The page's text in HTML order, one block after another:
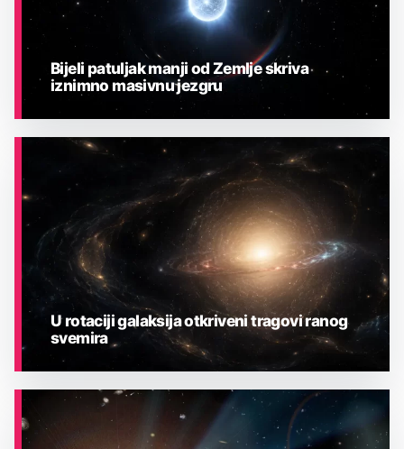
Bijeli patuljak manji od Zemlje skriva
iznimno masivnu jezgru
U rotaciji galaksija otkriveni tragovi ranog
svemira